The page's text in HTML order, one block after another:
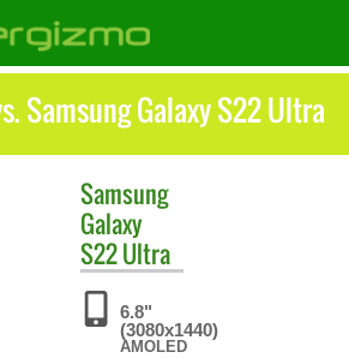
Samsung Galaxy S22 Ultra
Samsung
Galaxy
S22 Ultra
6.8"
(3080x1440)
AMOLED